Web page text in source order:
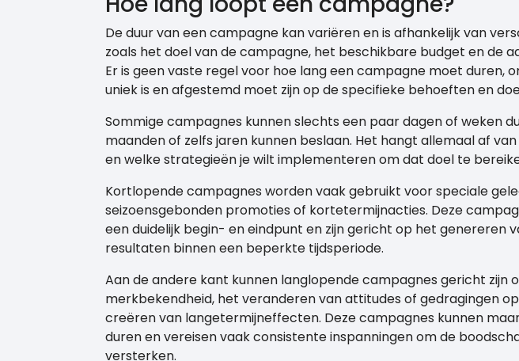
De duur van een campagne kan variëren en is afhankelijk van
zoals het doel van de campagne, het beschikbare budget en de
Er is geen vaste regel voor hoe lang een campagne moet duren,
uniek is en afgestemd moet zijn op de specifieke behoeften en
Sommige campagnes kunnen slechts een paar dagen of weken
maanden of zelfs jaren kunnen beslaan. Het hangt allemaal af
en welke strategieën je wilt implementeren om dat doel te
Kortlopende campagnes worden vaak gebruikt voor speciale
seizoensgebonden promoties of kortetermijnacties. Deze
een duidelijk begin- en eindpunt en zijn gericht op het genereren
resultaten binnen een beperkte tijdsperiode.
Aan de andere kant kunnen langlopende campagnes gericht zijn
merkbekendheid, het veranderen van attitudes of gedragingen
creëren van langetermijneffecten. Deze campagnes kunnen
duren en vereisen vaak consistente inspanningen om de
versterken.